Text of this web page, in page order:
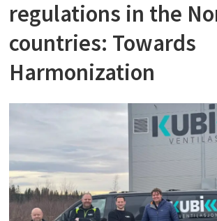
regulations in the
countries: Towards
Harmonization